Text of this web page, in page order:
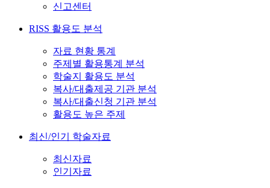
신고센터
RISS 활용도 분석
자료 현황 통계
주제별 활용통계 분석
학술지 활용도 분석
복사/대출제공 기관 분석
복사/대출신청 기관 분석
활용도 높은 주제
최신/인기 학술자료
최신자료
인기자료